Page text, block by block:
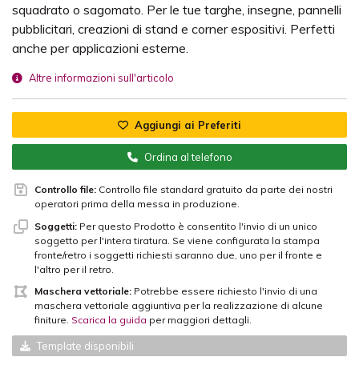
squadrato o sagomato. Per le tue targhe, insegne, pannelli
pubblicitari, creazioni di stand e corner espositivi. Perfetti
anche per applicazioni esterne.
Altre informazioni sull'articolo
Aggiungi ai Preferiti
Ordina al telefono
Controllo file: Controllo file standard gratuito da parte dei nostri
operatori prima della messa in produzione.
Soggetti: Per questo Prodotto è consentito l'invio di un unico
soggetto per l'intera tiratura. Se viene configurata la stampa
fronte/retro i soggetti richiesti saranno due, uno per il fronte e
l'altro per il retro.
Maschera vettoriale: Potrebbe essere richiesto l'invio di una
maschera vettoriale aggiuntiva per la realizzazione di alcune
finiture. Scarica la guida per maggiori dettagli.
Template disponibili